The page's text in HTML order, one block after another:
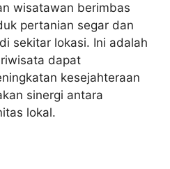
wisatawan berimbas
pertanian segar dan
sekitar lokasi. Ini adalah
dapat
kesejahteraan
sinergi antara
lokal.